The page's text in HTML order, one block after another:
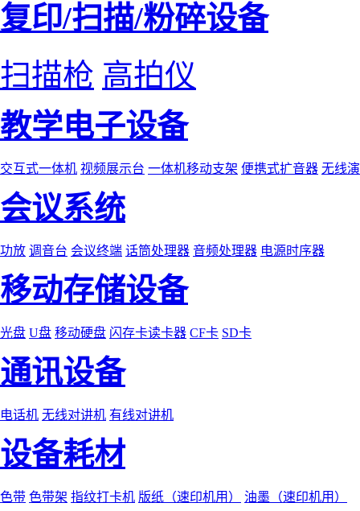
复印/扫描/粉碎设备
扫描枪 高拍仪
教学电子设备
交互式一体机 视频展示台 一体机移动支架 便携式扩音器 无线
会议系统
功放 调音台 会议终端 话筒处理器 音频处理器 电源时序器
移动存储设备
光盘 U盘 移动硬盘 闪存卡读卡器 CF卡 SD卡
通讯设备
电话机 无线对讲机 有线对讲机
设备耗材
色带 色带架 指纹打卡机 版纸（速印机用） 油墨（速印机用）